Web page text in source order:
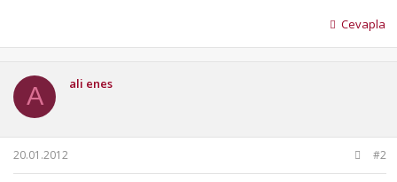
Cevapla
A ali enes
20.01.2012 #2